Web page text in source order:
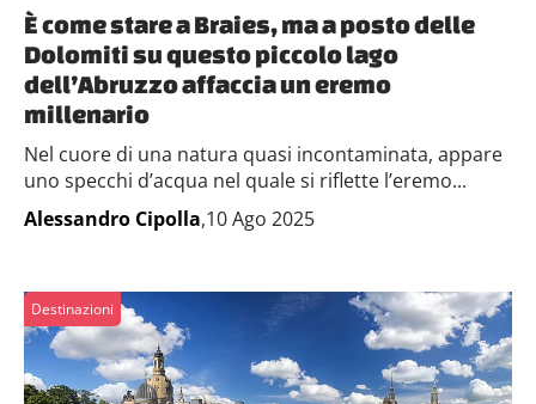
È come stare a Braies, ma a posto delle
Dolomiti su questo piccolo lago
dell’Abruzzo affaccia un eremo
millenario
Nel cuore di una natura quasi incontaminata, appare
uno specchi d’acqua nel quale si riflette l’eremo...
Alessandro Cipolla,10 Ago 2025
Destinazioni